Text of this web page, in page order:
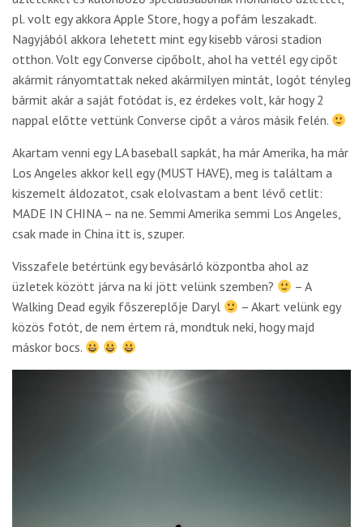
pl. volt egy akkora Apple Store, hogy a pofám leszakadt.
Nagyjából akkora lehetett mint egy kisebb városi stadion
otthon. Volt egy Converse cipőbolt, ahol ha vettél egy cipőt
akármit rányomtattak neked akármilyen mintát, logót tényleg
bármit akár a saját fotódat is, ez érdekes volt, kár hogy 2
nappal előtte vettünk Converse cipőt a város másik felén.
Akartam venni egy LA baseball sapkát, ha már Amerika, ha már
Los Angeles akkor kell egy (MUST HAVE), meg is találtam a
kiszemelt áldozatot, csak elolvastam a bent lévő cetlit:
MADE IN CHINA – na ne. Semmi Amerika semmi Los Angeles,
csak made in China itt is, szuper.
Visszafele betértünk egy bevásárló központba ahol az
üzletek között járva na ki jött velünk szemben?
– A
Walking Dead egyik főszereplője Daryl
– Akart velünk egy
közös fotót, de nem értem rá, mondtuk neki, hogy majd
máskor bocs.